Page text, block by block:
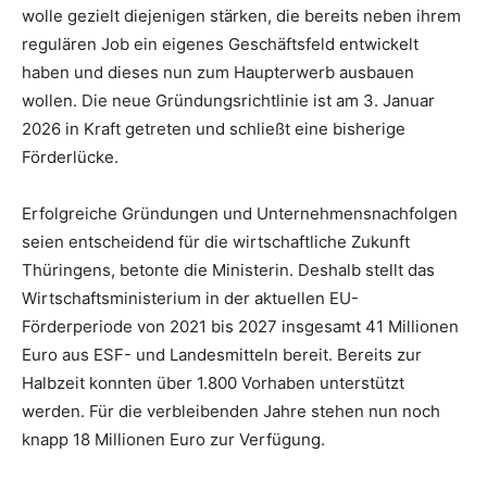
wolle gezielt diejenigen stärken, die bereits neben ihrem
regulären Job ein eigenes Geschäftsfeld entwickelt
haben und dieses nun zum Haupterwerb ausbauen
wollen. Die neue Gründungsrichtlinie ist am 3. Januar
2026 in Kraft getreten und schließt eine bisherige
Förderlücke.
Erfolgreiche Gründungen und Unternehmensnachfolgen
seien entscheidend für die wirtschaftliche Zukunft
Thüringens, betonte die Ministerin. Deshalb stellt das
Wirtschaftsministerium in der aktuellen EU-
Förderperiode von 2021 bis 2027 insgesamt 41 Millionen
Euro aus ESF- und Landesmitteln bereit. Bereits zur
Halbzeit konnten über 1.800 Vorhaben unterstützt
werden. Für die verbleibenden Jahre stehen nun noch
knapp 18 Millionen Euro zur Verfügung.